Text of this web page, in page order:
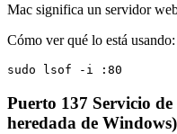
Mac significa un servidor
Cómo ver qué lo está usando:
sudo lsof -i :80
Puerto 137 Servicio
heredada de Windows)